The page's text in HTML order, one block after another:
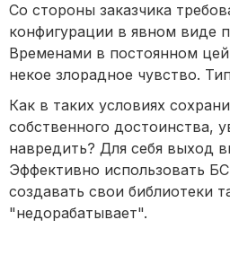
Со стороны заказчика
конфигурации в явном виде
Временами в постоянном
некое злорадное чувство.
Как в таких условиях
собственного достоинства,
навредить? Для себя выход
Эффективно использовать
создавать свои библиотеки
"недорабатывает".